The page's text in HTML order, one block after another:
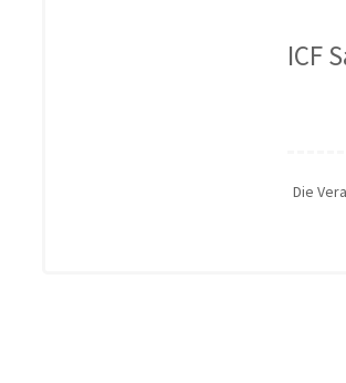
ICF
Die